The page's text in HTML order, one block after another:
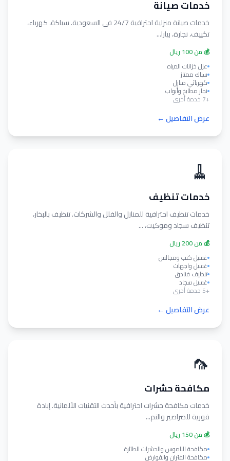
خدمات صيانة
خدمات صيانة منزلية احترافية 24/7 في السعودية. سباكة، كهرباء،
تكييف، نجارة، بيارا...
💰 من 100 ريال
عزل خزانات المياه
سباك ممتاز
كهربائي منازل
نجار مطابخ وأبواب
+7 خدمة أخرى
عرض التفاصيل ←
🧹
خدمات تنظيف
خدمات تنظيف احترافية للمنازل والفلل والشركات. تنظيف بالبخار،
تنظيف سجاد وموكيت، ...
💰 من 200 ريال
غسيل كنب ومجالس
غسيل واجهات
تنظيف فنادق
غسيل سجاد
+5 خدمة أخرى
عرض التفاصيل ←
🦟
مكافحة حشرات
خدمات مكافحة حشرات احترافية بأحدث التقنيات الألمانية. إبادة
فورية للصراصير والنم...
💰 من 150 ريال
مكافحة الناموس والحشرات الطائرة
مكافحة الفئران والقوارض